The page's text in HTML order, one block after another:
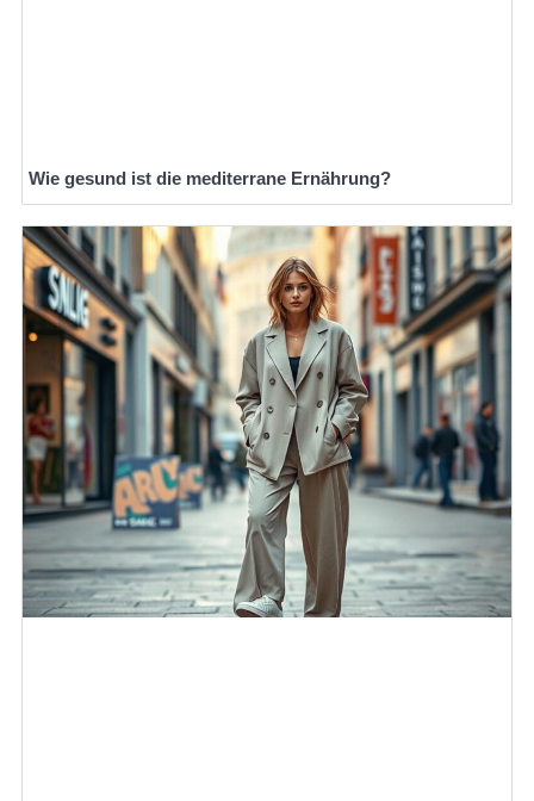
Wie gesund ist die mediterrane Ernährung?